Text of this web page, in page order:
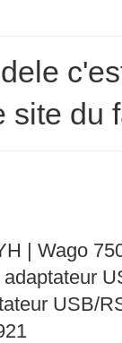
site du
| Wago
USB/